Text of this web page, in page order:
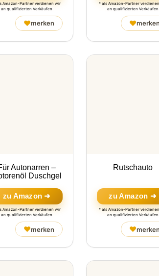
Amazon-Partner verdienen wir
an qualifizierten Verkäufen
♥merken
* als Amazon-Partner
an qualifizierten Verkäufen
♥merken
Autonarren –
Duschgel
zu Amazon ➜
Amazon-Partner verdienen wir
an qualifizierten Verkäufen
♥merken
Rutschauto
zu Amazon ➜
* als Amazon-Partner
an qualifizierten Verkäufen
♥merken